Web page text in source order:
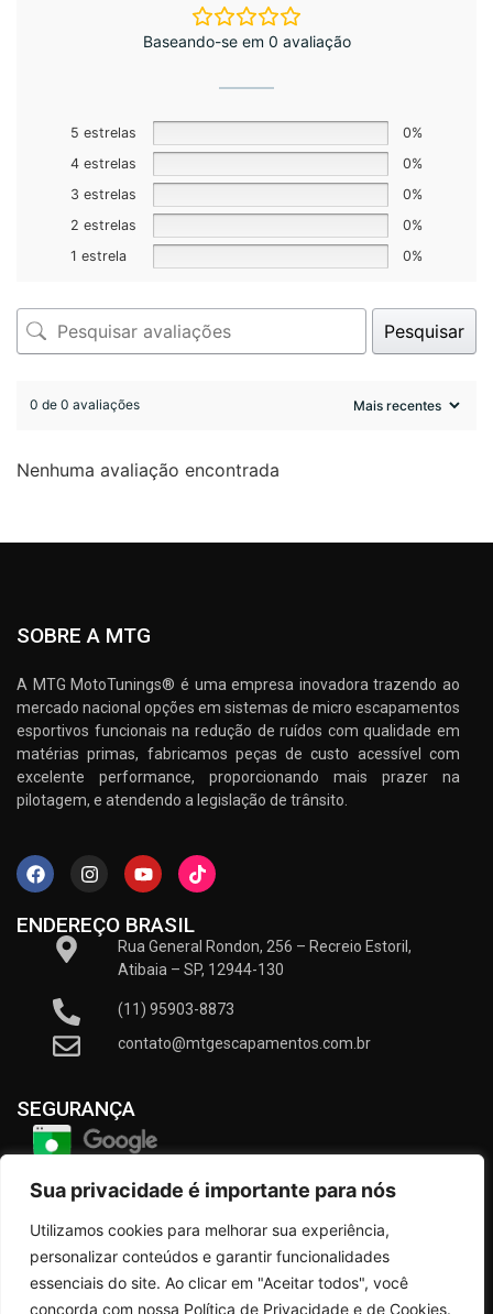
Sua privacidade é importante para nós
Utilizamos cookies para melhorar sua experiência,
personalizar conteúdos e garantir funcionalidades
essenciais do site. Ao clicar em "Aceitar todos", você
concorda com nossa Política de Privacidade e de Cookies.
Baseando-se em 0 avaliação
5 estrelas
0%
4 estrelas
0%
3 estrelas
0%
2 estrelas
0%
1 estrela
0%
Pesquisar
0 de 0 avaliações
Nenhuma avaliação encontrada
SOBRE A MTG
A MTG MotoTunings® é uma empresa inovadora trazendo ao
mercado nacional opções em sistemas de micro escapamentos
esportivos funcionais na redução de ruídos com qualidade em
matérias primas, fabricamos peças de custo acessível com
excelente performance, proporcionando mais prazer na
pilotagem, e atendendo a legislação de trânsito.
ENDEREÇO BRASIL
Rua General Rondon, 256 – Recreio Estoril,
Atibaia – SP, 12944-130
(11) 95903-8873
contato@mtgescapamentos.com.br
SEGURANÇA